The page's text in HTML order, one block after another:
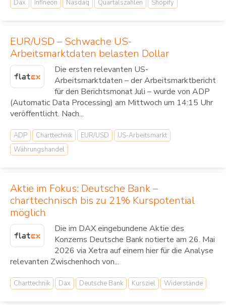
Dax Infineon Nasdaq Quartalszahlen Shopify
EUR/USD – Schwache US-
Arbeitsmarktdaten belasten Dollar
Die ersten relevanten US-
Arbeitsmarktdaten – der Arbeitsmarktbericht
für den Berichtsmonat Juli – wurde von ADP
(Automatic Data Processing) am Mittwoch um 14:15 Uhr
veröffentlicht. Nach...
ADP Charttechnik EUR/USD
US-Arbeitsmarkt
Währungshandel
Aktie im Fokus: Deutsche Bank –
charttechnisch bis zu 21% Kurspotential
möglich
Die im DAX eingebundene Aktie des
Konzerns Deutsche Bank notierte am 26. Mai
2026 via Xetra auf einem hier für die Analyse
relevanten Zwischenhoch von...
Charttechnik Dax Deutsche Bank Kursziel Widerstände